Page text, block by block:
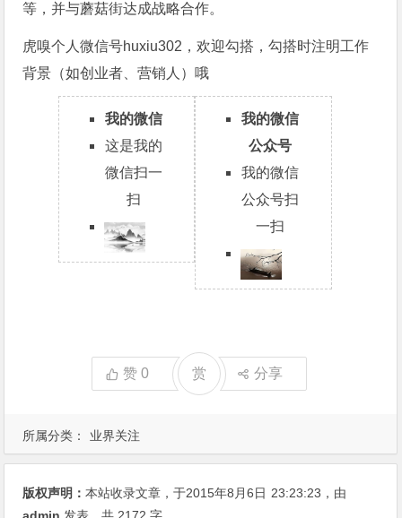
所属分类： 业界关注
等，并与蘑菇街达成战略合作。
虎嗅个人微信号huxiu302，欢迎勾搭，勾搭时注明工作
背景（如创业者、营销人）哦
我的微信
这是我的
微信扫一
扫
我的微信
公众号
我的微信
公众号扫
一扫
赞0 赏 分享
版权声明：本站收录文章，于2015年8月6日 23:23:23 ，由